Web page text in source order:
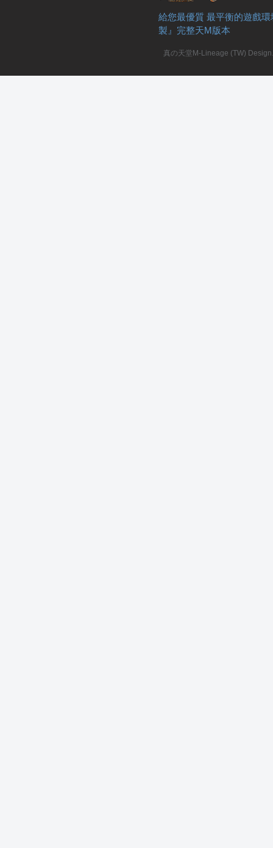
給您最優質 最平衡的遊戲
製』完整天M版本
真の天堂M-Lineage (TW)